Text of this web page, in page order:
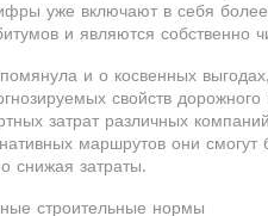
уже включают в себя более
и являются собственно
и о косвенных
свойств
затрат различных
маршрутов они
снижая затраты.
строительные нормы